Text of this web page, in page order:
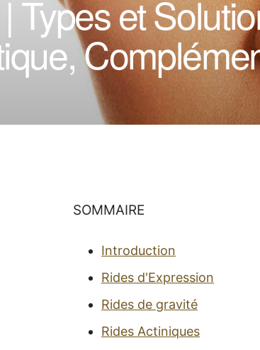
Types et
SOMMAIRE
Introduction
Rides d'Expression
Rides de gravité
Rides Actiniques